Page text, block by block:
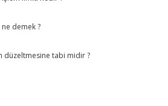
ne demek ?
düzeltmesine tabi midir ?